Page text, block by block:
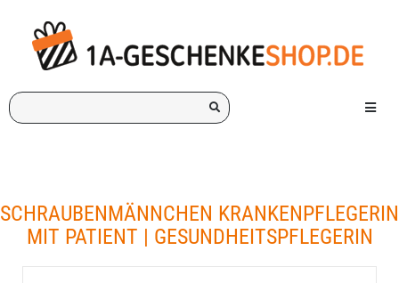
Ich
suche
Menü
SCHRAUBENMÄNNCHEN KRANKENPFLEGERIN
MIT PATIENT | GESUNDHEITSPFLEGERIN